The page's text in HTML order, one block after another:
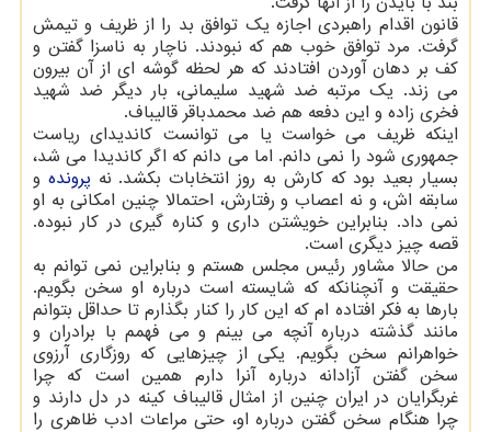
قانون اقدام راهبردی اجازه یک توافق بد را از ظریف و تیمش
گرفت. مرد توافق خوب هم که نبودند. ناچار به ناسزا گفتن و
کف بر دهان آوردن افتادند که هر لحظه گوشه ای از آن بیرون
می زند. یک مرتبه ضد شهید سلیمانی، بار دیگر ضد شهید
فخری زاده و این دفعه هم ضد محمدباقر قالیباف.
اینکه ظریف می خواست یا می توانست کاندیدای ریاست
جمهوری شود را نمی دانم. اما می دانم که اگر کاندیدا می شد،
بسیار بعید بود که کارش به روز انتخابات بکشد. نه پرونده و
سابقه اش، و نه اعصاب و رفتارش، احتمالا چنین امکانی به او
نمی داد. بنابراین خویشتن داری و کناره گیری در کار نبوده.
قصه چیز دیگری است.
من حالا مشاور رئیس مجلس هستم و بنابراین نمی توانم به
حقیقت و آنچنانکه که شایسته است درباره او سخن بگویم.
بارها به فکر افتاده ام که این کار را کنار بگذارم تا حداقل بتوانم
مانند گذشته درباره آنچه می بینم و می فهمم با برادران و
خواهرانم سخن بگویم. یکی از چیزهایی که روزگاری آرزوی
سخن گفتن آزادانه درباره آنرا دارم همین است که چرا
غربگرایان در ایران چنین از امثال قالیباف کینه در دل دارند و
چرا هنگام سخن گفتن درباره او، حتی مراعات ادب ظاهری را